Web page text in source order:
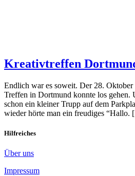
Kreativtreffen
Endlich war es soweit. Der 28. Oktober
Treffen in Dortmund konnte los
schon ein kleiner Trupp auf dem
wieder hörte man ein freudiges
Hilfreiches
Über uns
Impressum